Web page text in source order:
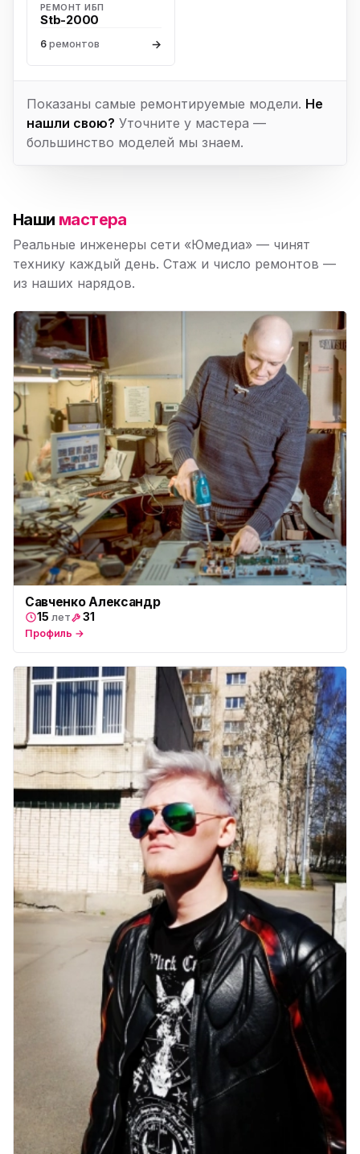
РЕМОНТ ИБП
Stb-2000
6 ремонтов →
Показаны самые ремонтируемые модели. Не
нашли свою? Уточните у мастера —
большинство моделей мы знаем.
Наши мастера
Реальные инженеры сети «Юмедиа» — чинят
технику каждый день. Стаж и число ремонтов —
из наших нарядов.
Савченко Александр
15 лет 31
Профиль →